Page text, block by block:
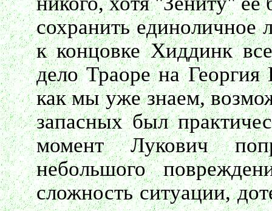
сохранить единоличное
к концовке Хиддинк
дело Траоре на Георгия
как мы уже знаем,
запасных был
момент Лукович
небольшого
сложность ситуации,